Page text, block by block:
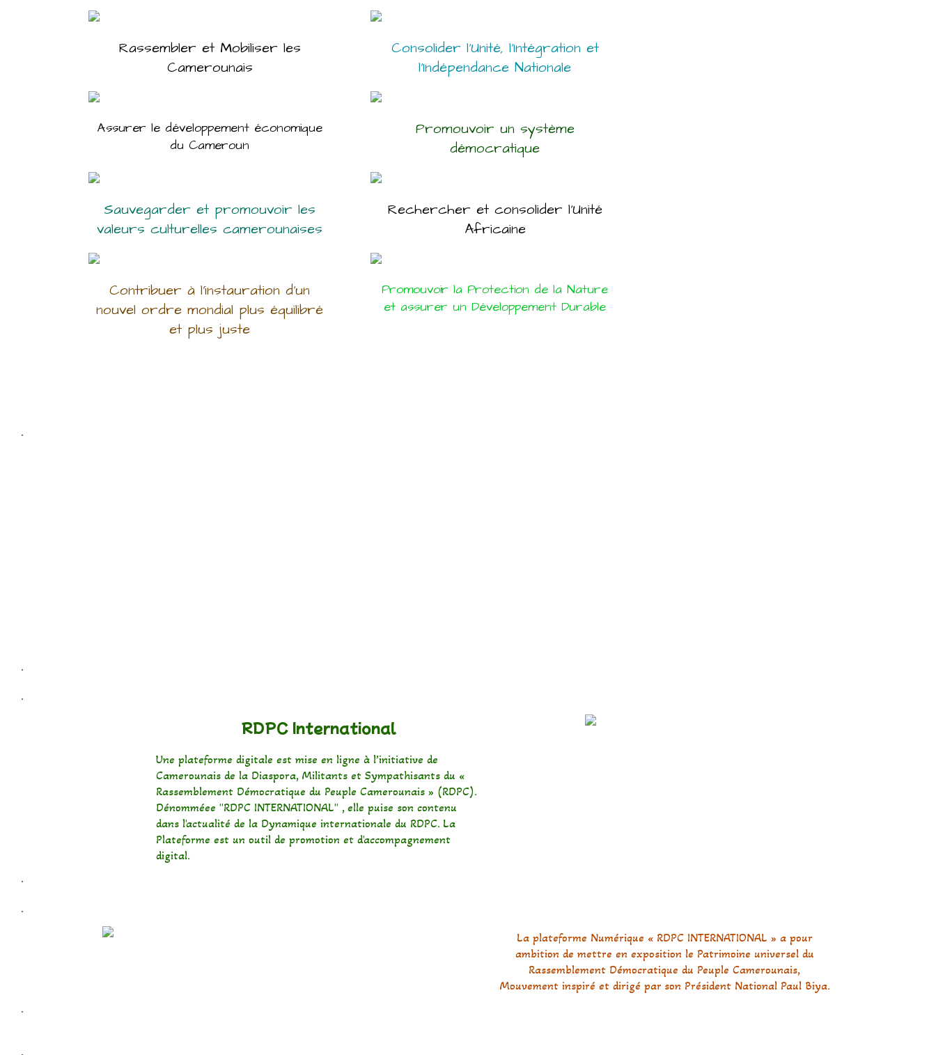
Rassembler et Mobiliser les
Camerounais
Consolider l’Unité, l’Intégration et
l’Indépendance Nationale
Assurer le développement économique
du Cameroun
Promouvoir un système
démocratique
Sauvegarder et promouvoir les
valeurs culturelles camerounaises
Rechercher et consolider l’Unité
Africaine
Contribuer à l’instauration d’un
nouvel ordre mondial plus équilibré
et plus juste
Promouvoir la Protection de la Nature
et assurer un Développement Durable
.
.
.
RDPC International
Une plateforme digitale est mise en ligne à l’initiative de
Camerounais de la Diaspora, Militants et Sympathisants du «
Rassemblement Démocratique du Peuple Camerounais » (RDPC).
Dénomméee "RDPC INTERNATIONAL" , elle puise son contenu
dans l'actualité de la Dynamique internationale du RDPC. La
Plateforme est un outil de promotion et d'accompagnement
digital.
.
La plateforme Numérique « RDPC INTERNATIONAL » a pour
ambition de mettre en exposition le Patrimoine universel du
Rassemblement Démocratique du Peuple Camerounais,
Mouvement inspiré et dirigé par son Président National Paul Biya.
.
.